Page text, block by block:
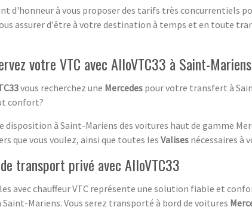
d'honneur à vous proposer des tarifs très concurrentiels
assurer d'être à votre destination à temps et en toute
votre VTC avec AlloVTC33 à Saint-Mariens
vous recherchez une Mercedes pour votre transfert à
confort?
disposition à Saint-Mariens des voitures haut de gamme
que vous voulez, ainsi que toutes les Valises nécessaires à
transport privé avec AlloVTC33
avec chauffeur VTC représente une solution fiable et
Mariens. Vous serez transporté à bord de voitures